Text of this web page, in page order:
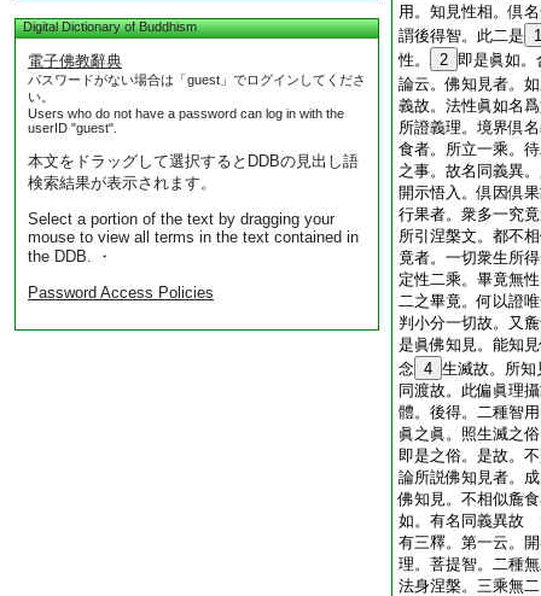
Digital Dictionary of Buddhism
電子佛教辭典
パスワードがない場合は「guest」でログインしてくださ
い。
Users who do not have a password can log in with the
userID "guest".
本文をドラッグして選択するとDDBの見出し語
検索結果が表示されます。
Select a portion of the text by dragging your
mouse to view all terms in the text contained in
the DDB. ・
Password Access Policies
用。知見性相。倶
謂後得智。此二是
1
性。
2 即是眞如
論云。佛知見者。
義故。法性眞如名
所證義理。境界倶
食者。所立一乘。
之事。故名同義異
開示悟入。倶因倶
行果者。衆多一究
所引涅槃文。都不
竟者。一切衆生所
定性二乘。畢竟無
二之畢竟。何以證
判小分一切故。又
是眞佛知見。能知
念 4 生滅故。所知
同渡故。此偏眞理
體。後得。二種智
眞之眞。照生滅之
即是之俗。是故。
論所説佛知見者。
佛知見。不相似麁
如。有名同義異故
有三釋。第一云。
理。菩提智。二種
法身涅槃。三乘無